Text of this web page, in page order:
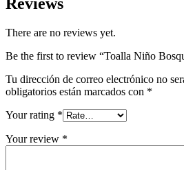
There are no reviews yet.
Be the first to review “Toalla Niño
Tu dirección de correo electrónico no
obligatorios están marcados con *
Your rating *
Your review *